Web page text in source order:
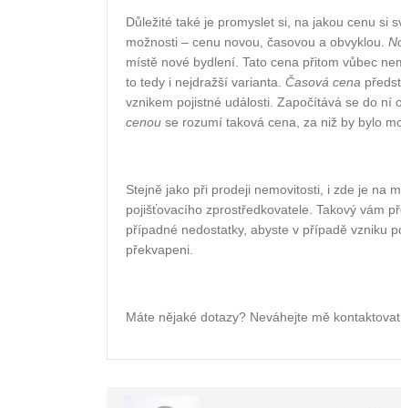
Důležité také je promyslet si, na jakou cenu si
možnosti – cenu novou, časovou a obvyklou.
místě nové bydlení. Tato cena přitom vůbec
to tedy i nejdražší varianta. Časová cena
vznikem pojistné události. Započítává se do ní
cenou se rozumí taková cena, za niž by bylo
Stejně jako při prodeji nemovitosti, i zde je na
pojišťovacího zprostředkovatele. Takový vám
případné nedostatky, abyste v případě vzniku
překvapeni.
Máte nějaké dotazy? Neváhejte mě